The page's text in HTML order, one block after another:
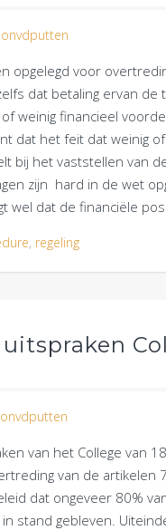
opgelegd voor
dat betaling ervan
weinig financieel
dat het feit dat weinig
bij het vaststellen van
zijn hard in de wet
wel dat de financiële
, regeling
van het College van
van de
dat ongeveer 80%
stand gebleven.